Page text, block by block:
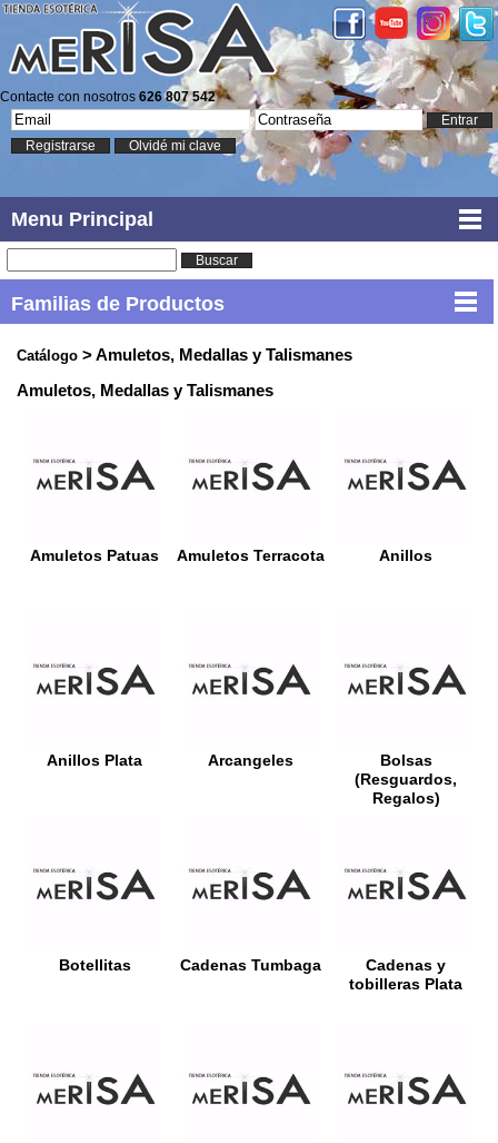
Contacte con nosotros 626 807 542
Entrar
Registrarse
Olvidé mi clave
Menu Principal
Buscar
Familias de Productos
Catálogo > Amuletos, Medallas y Talismanes
Amuletos, Medallas y Talismanes
Amuletos Patuas Amuletos Terracota Anillos
Anillos Plata Arcangeles
Bolsas
(Resguardos,
Regalos)
Botellitas Cadenas Tumbaga
Cadenas y
tobilleras Plata